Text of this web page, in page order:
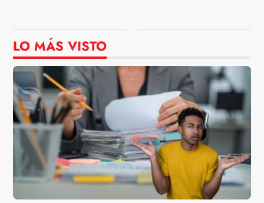
LO MÁS VISTO